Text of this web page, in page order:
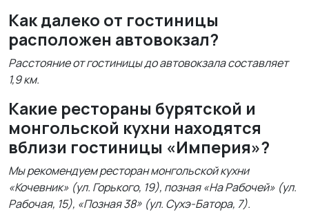
Как далеко от гостиницы
расположен автовокзал?
Расстояние от гостиницы до автовокзала составляет
1,9 км.
Какие рестораны бурятской и
монгольской кухни находятся
вблизи гостиницы «Империя»?
Мы рекомендуем ресторан монгольской кухни
«Кочевник» (ул. Горького, 19), позная «На Рабочей» (ул.
Рабочая, 15), «Позная 38» (ул. Сухэ-Батора, 7).